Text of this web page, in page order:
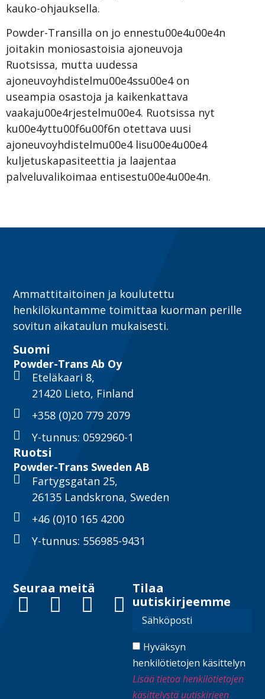
kauko-ohjauksella.
Powder-Transilla on jo ennestu00e4u00e4n
joitakin moniosastoisia ajoneuvoja
Ruotsissa, mutta uudessa
ajoneuvoyhdistelmu00e4ssu00e4 on
useampia osastoja ja kaikenkattava
vaakaju00e4rjestelmu00e4. Ruotsissa nyt
ku00e4yttu00f6u00f6n otettava uusi
ajoneuvoyhdistelmu00e4 lisu00e4u00e4
kuljetuskapasiteettia ja laajentaa
palveluvalikoimaa entisestu00e4u00e4n.
Ammattitaitoinen ja koulutettu
henkilökuntamme toimittaa kuorman perille
sovitun aikataulun mukaisesti.
Suomi
Powder-Trans Ab Oy
Eteläkaari 8,
21420 Lieto, Finland
+358 (0)20 779 2079
Y-tunnus: 0592960-1
Ruotsi
Powder-Trans Sweden AB
Fartygsgatan 25,
26135 Landskrona, Sweden
+46 (0)10 165 4200
Y-tunnus: 556985-9431
Seuraa meitä
Tilaa
uutiskirjeemme
Hyväksyn
henkilötietojen käsittelyn
Lisää tietoa henkilötietojen
käsittelystä uutiskirjeen